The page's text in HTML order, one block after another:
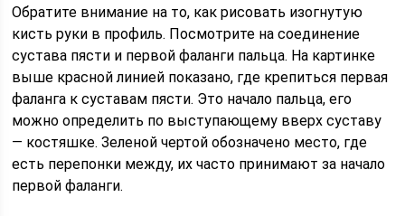
Обратите внимание на то, как рисовать изогнутую
кисть руки в профиль. Посмотрите на соединение
сустава пясти и первой фаланги пальца. На картинке
выше красной линией показано, где крепиться первая
фаланга к суставам пясти. Это начало пальца, его
можно определить по выступающему вверх суставу
— костяшке. Зеленой чертой обозначено место, где
есть перепонки между, их часто принимают за начало
первой фаланги.